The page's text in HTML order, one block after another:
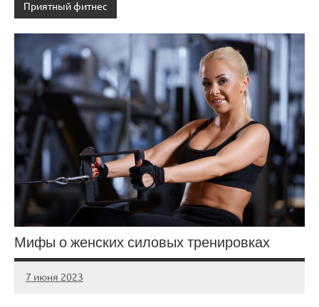
Приятный фитнес
Мифы о женских силовых тренировках
7 июня 2023
scuralets_ru
Нет